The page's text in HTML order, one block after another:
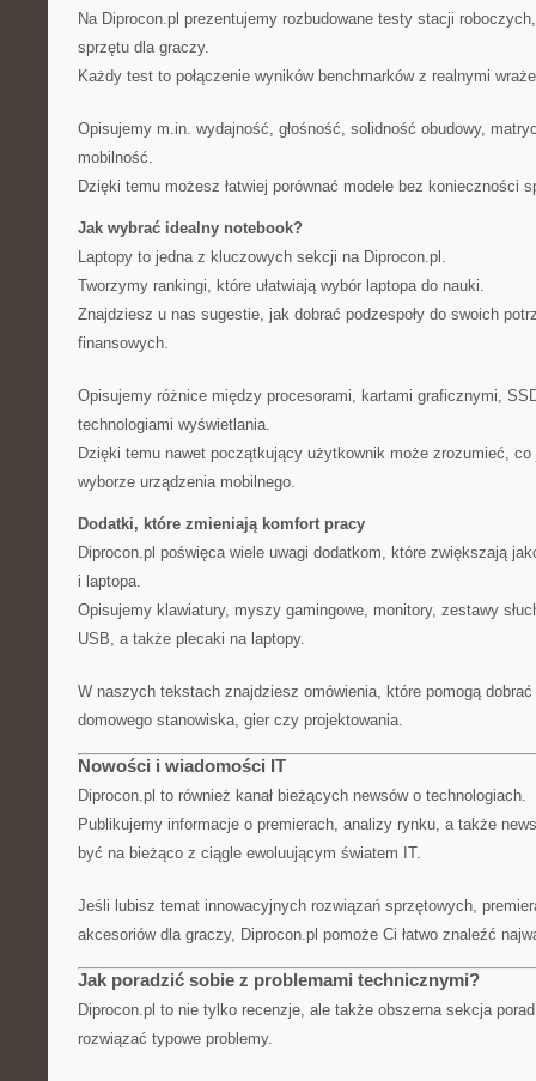
Na Diprocon.pl prezentujemy rozbudowane testy stacji
sprzętu dla graczy.
Każdy test to połączenie wyników benchmarków z realnymi
Opisujemy m.in. wydajność, głośność, solidność obudowy,
mobilność.
Dzięki temu możesz łatwiej porównać modele bez konieczności
Jak wybrać idealny notebook?
Laptopy to jedna z kluczowych sekcji na Diprocon.pl.
Tworzymy rankingi, które ułatwiają wybór laptopa do nauki.
Znajdziesz u nas sugestie, jak dobrać podzespoły do swoich
finansowych.
Opisujemy różnice między procesorami, kartami graficznymi,
technologiami wyświetlania.
Dzięki temu nawet początkujący użytkownik może zrozumieć,
wyborze urządzenia mobilnego.
Dodatki, które zmieniają komfort pracy
Diprocon.pl poświęca wiele uwagi dodatkom, które zwiększają
i laptopa.
Opisujemy klawiatury, myszy gamingowe, monitory, zestawy
USB, a także plecaki na laptopy.
W naszych tekstach znajdziesz omówienia, które pomogą
domowego stanowiska, gier czy projektowania.
Nowości i wiadomości IT
Diprocon.pl to również kanał bieżących newsów o technologiach.
Publikujemy informacje o premierach, analizy rynku, a także
być na bieżąco z ciągle ewoluującym światem IT.
Jeśli lubisz temat innowacyjnych rozwiązań sprzętowych,
akcesoriów dla graczy, Diprocon.pl pomoże Ci łatwo znaleźć
Jak poradzić sobie z problemami technicznymi?
Diprocon.pl to nie tylko recenzje, ale także obszerna sekcja
rozwiązać typowe problemy.